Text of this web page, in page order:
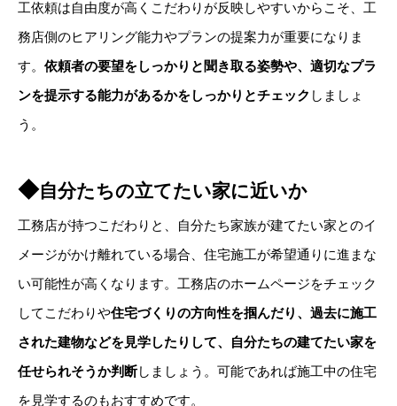
工依頼は自由度が高くこだわりが反映しやすいからこそ、工
務店側のヒアリング能力やプランの提案力が重要になりま
す。 依頼者の要望をしっかりと聞き取る姿勢や、適切なプラ
ンを提示する能力があるかをしっかりとチェック しましょ
う。
◆自分たちの立てたい家に近いか
工務店が持つこだわりと、自分たち家族が建てたい家とのイ
メージがかけ離れている場合、住宅施工が希望通りに進まな
い可能性が高くなります。工務店のホームページをチェック
してこだわりや住宅づくりの方向性を掴んだり、過去に施工
された建物などを見学したりして、自分たちの建てたい家を
任せられそうか判断しましょう。可能であれば施工中の住宅
を見学するのもおすすめです。